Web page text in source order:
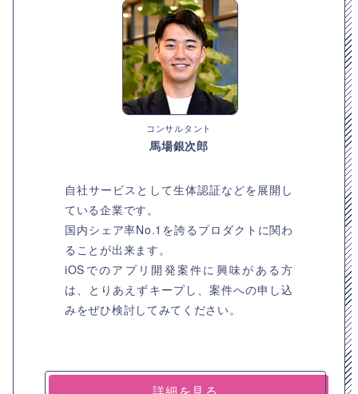
コンサルタント
馬場銀次郎
自社サービスとして生体認証などを展開し
ている企業です。
国内シェア率No.1を誇るプロダクトに関わ
ることが出来ます。
iOSでのアプリ開発案件に興味がある方
は、とりあえずキープし、案件への申し込
みをぜひ検討してみてください。
詳細を見る